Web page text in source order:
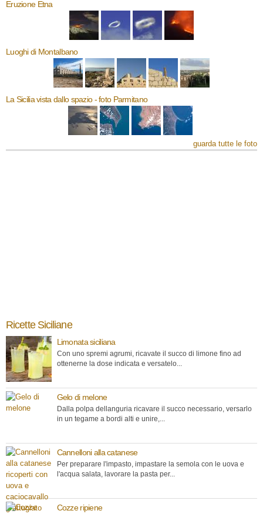
Eruzione Etna
Luoghi di Montalbano
La Sicilia vista dallo spazio - foto Parmitano
guarda tutte le foto
Ricette Siciliane
Limonata siciliana
Con uno spremi agrumi, ricavate il succo di limone fino ad
ottenerne la dose indicata e versatelo...
Gelo di melone
Dalla polpa dellanguria ricavare il succo necessario, versarlo
in un tegame a bordi alti e unire,...
Cannelloni alla catanese
Per preparare l'impasto, impastare la semola con le uova e
l'acqua salata, lavorare la pasta per...
Cozze ripiene